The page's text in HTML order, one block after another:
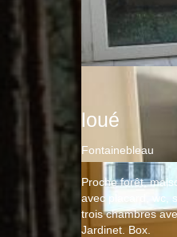
loué
Fontainebleau
Proche forêt,
avec placard, wc,
trois chambres
Jardinet. Box.